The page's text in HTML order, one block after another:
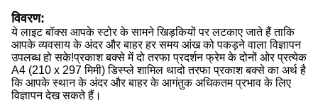
विवरण:
ये लाइट बॉक्स आपके स्टोर के सामने खिड़कियों पर लटकाए जाते हैं ताकि
आपके व्यवसाय के अंदर और बाहर हर समय आंख को पकड़ने वाला विज्ञापन
उपलब्ध हो सके!प्रकाश बक्से में दो तरफा प्रदर्शन फ्रेम के दोनों ओर प्रत्येक
A4 (210 x 297 मिमी) डिस्प्ले शामिल थादो तरफा प्रकाश बक्से का अर्थ है
कि आपके स्थान के अंदर और बाहर के आगंतुक अधिकतम प्रभाव के लिए
विज्ञापन देख सकते हैं।